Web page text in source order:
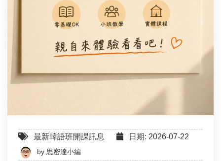
最新韓語班開課訊息 日期: 2026-07-22
by 思密達小編